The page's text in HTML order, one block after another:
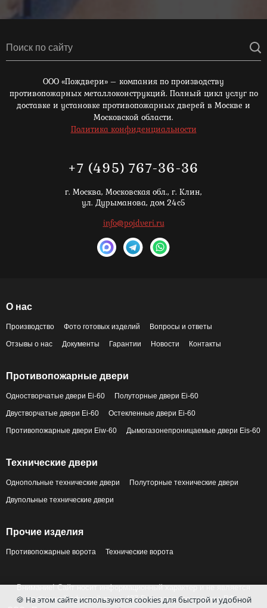
ООО «Пождвери» – компания по производству
противопожарных металлоконструкций. Полный цикл услуг по
доставке и установке противопожарных дверей в Москве и
Московской области.
Политика конфиденциальности
+7 (495) 767-36-36
г. Москва, Московская обл., г. Клин,
ул. Дурыманова, дом 24с5
info@pojdveri.ru
О нас
Производство Фото готовых изделий Вопросы и ответы
Отзывы о нас Документы Гарантии Новости Контакты
Противопожарные двери
Одностворчатые двери Ei-60 Полуторные двери Ei-60
Двустворчатые двери Ei-60 Остекленные двери Ei-60
Противопожарные двери Eiw-60 Дымогазонепроницаемые двери Eis-60
Технические двери
Однопольные технические двери Полуторные технические двери
Двупольные технические двери
Прочие изделия
Противопожарные ворота Технические ворота
Внимание! Сайт носит информационный характер и не является
публичной офертой по ст. 437 Гражданского кодекса РФ.
🍪 На этом сайте используются cookies для быстрой и удобной